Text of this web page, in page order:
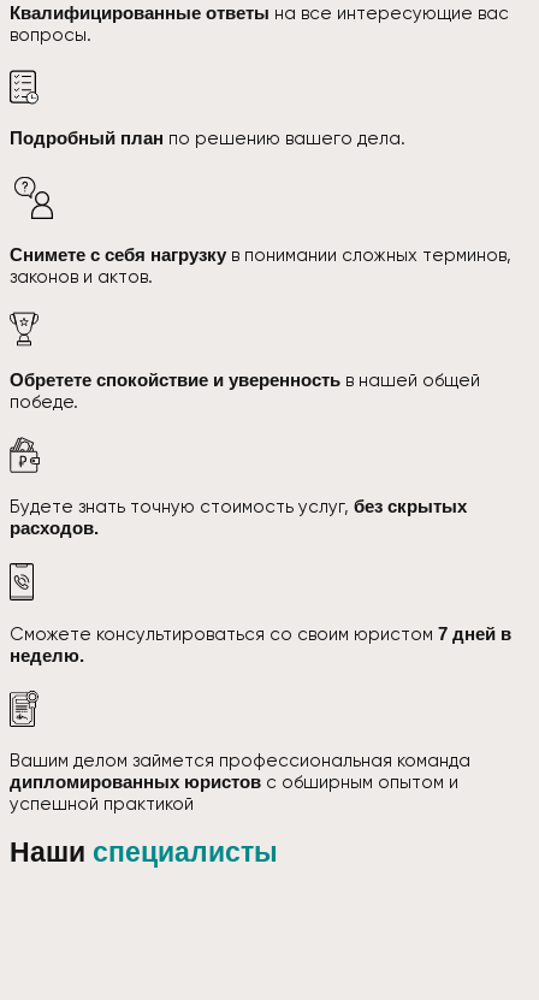
Квалифицированные ответы на все интересующие вас
вопросы.
Подробный план по решению вашего дела.
Снимете с себя нагрузку в понимании сложных терминов,
законов и актов.
Обретете спокойствие и уверенность в нашей общей
победе.
Будете знать точную стоимость услуг, без скрытых
расходов.
Сможете консультироваться со своим юристом 7 дней в
неделю.
Вашим делом займется профессиональная команда
дипломированных юристов с обширным опытом и
успешной практикой
Наши специалисты